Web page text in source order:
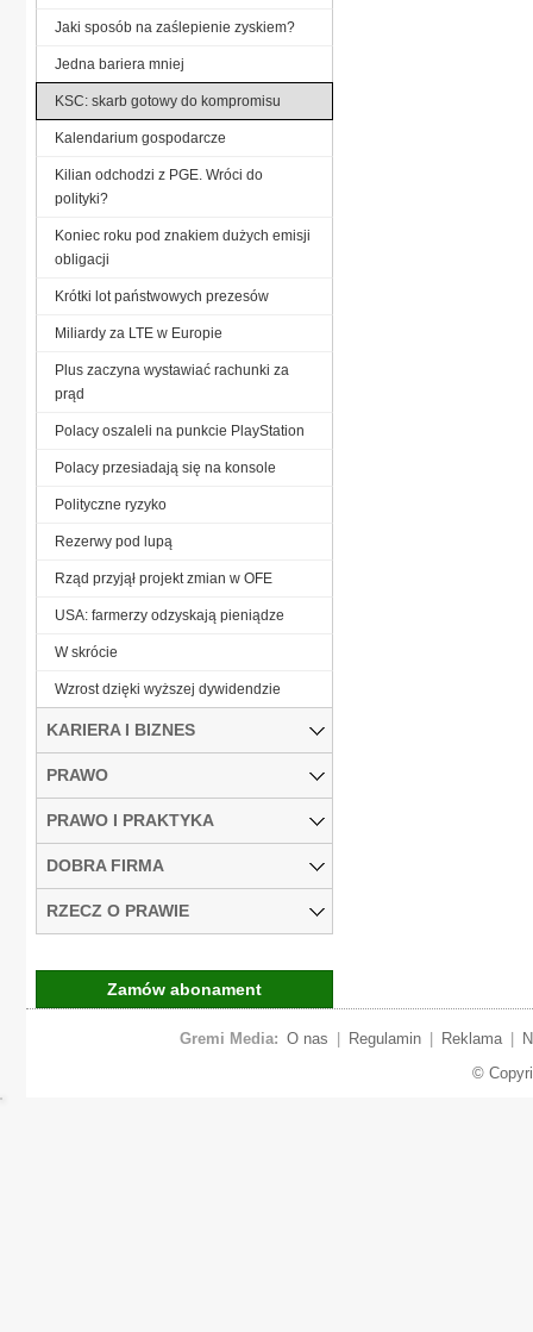
Jaki sposób na zaślepienie zyskiem?
Jedna bariera mniej
KSC: skarb gotowy do kompromisu
Kalendarium gospodarcze
Kilian odchodzi z PGE. Wróci do
polityki?
Koniec roku pod znakiem dużych emisji
obligacji
Krótki lot państwowych prezesów
Miliardy za LTE w Europie
Plus zaczyna wystawiać rachunki za
prąd
Polacy oszaleli na punkcie PlayStation
Polacy przesiadają się na konsole
Polityczne ryzyko
Rezerwy pod lupą
Rząd przyjął projekt zmian w OFE
USA: farmerzy odzyskają pieniądze
W skrócie
Wzrost dzięki wyższej dywidendzie
KARIERA I BIZNES
PRAWO
PRAWO I PRAKTYKA
DOBRA FIRMA
RZECZ O PRAWIE
Zamów abonament
Gremi Media: O nas Regulamin Reklama
©